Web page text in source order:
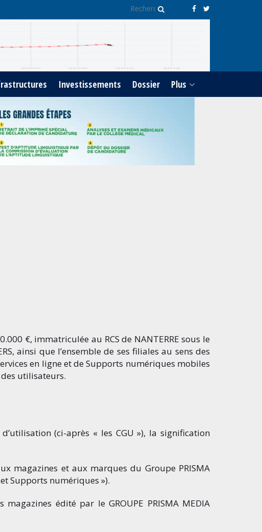
Investissements Dossier Plus
€, immatriculée au RCS de NANTERRE sous le
ainsi que l’ensemble de ses filiales au sens des
en ligne et de Supports numériques mobiles
utilisateurs.
(ci-après « les CGU »), la signification
magazines et aux marques du Groupe PRISMA
Supports numériques »).
édité par le GROUPE PRISMA MEDIA